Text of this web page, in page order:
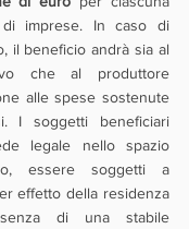
imprese. In caso di
il beneficio andrà sia al
che al produttore
alle spese sostenute
I soggetti beneficiari
legale nello spazio
essere soggetti a
effetto della residenza
di una stabile